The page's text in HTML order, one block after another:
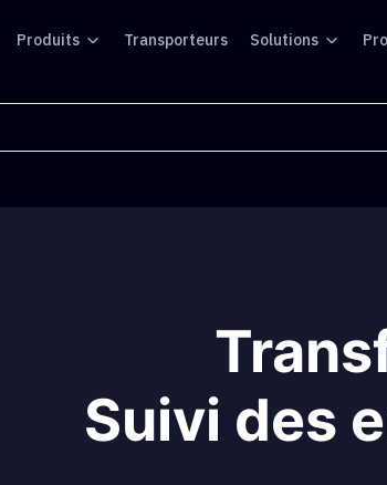
Produits Transporteurs Solutions
Suivi des